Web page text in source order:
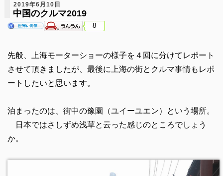
2019年6月10日
中国のクルマ2019
8
先般、上海モーターショーの様子を４回に分けてレポート
させて頂きましたが、最後に上海の街とクルマ事情もレポ
ートしたいと思います。
泊まったのは、街中の豫園（ユイーユエン）という場所。
日本ではさしずめ浅草と云った感じのところでしょう
か。